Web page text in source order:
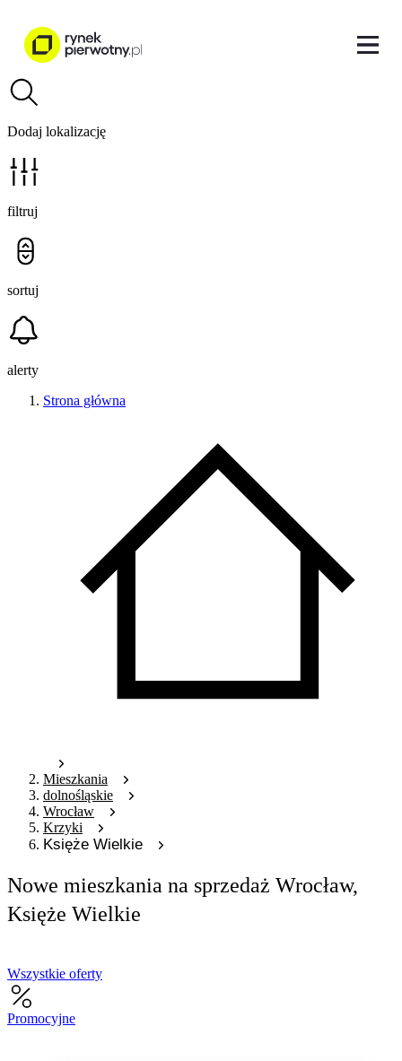
Dodaj lokalizację
filtruj
sortuj
alerty
Strona główna
Mieszkania
dolnośląskie
Wrocław
Krzyki
Księże Wielkie
Nowe mieszkania na sprzedaż Wrocław,
Księże Wielkie
Wszystkie oferty
Promocyjne